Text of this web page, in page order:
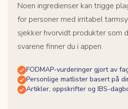
Noen ingredienser kan trigge
for personer med irritabel
sjekker hvorvidt produkter som
svarene finner du i appen.
FODMAP-vurderinger gjort av
Personlige matlister basert på
Artikler, oppskrifter og IBS-